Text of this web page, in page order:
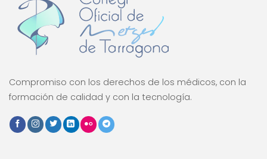
Compromiso con los derechos de los médicos, con la
formación de calidad y con la tecnología.